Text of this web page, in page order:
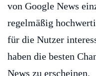
von Google News
regelmäßig
für die Nutzer
haben die besten
News zu erscheinen.